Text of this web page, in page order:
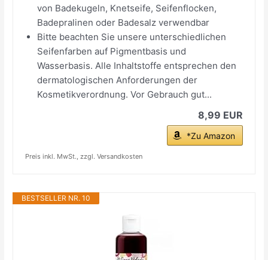
von Badekugeln, Knetseife, Seifenflocken,
Badepralinen oder Badesalz verwendbar
Bitte beachten Sie unsere unterschiedlichen
Seifenfarben auf Pigmentbasis und
Wasserbasis. Alle Inhaltstoffe entsprechen den
dermatologischen Anforderungen der
Kosmetikverordnung. Vor Gebrauch gut...
8,99 EUR
*Zu Amazon
Preis inkl. MwSt., zzgl. Versandkosten
BESTSELLER NR. 10